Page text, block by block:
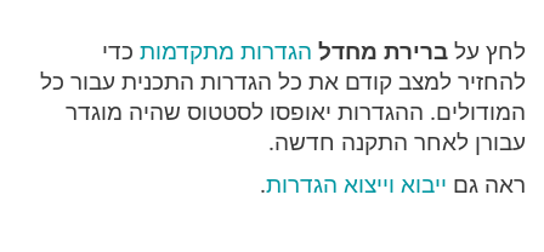
לחץ על ברירת מחדל הגדרות מתקדמות כדי
להחזיר למצב קודם את כל הגדרות התכנית עבור כל
המודולים. ההגדרות יאופסו לסטטוס שהיה מוגדר
עבורן לאחר התקנה חדשה.
ראה גם ייבוא וייצוא הגדרות.